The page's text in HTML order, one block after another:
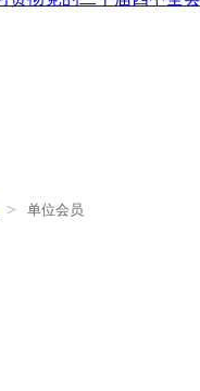
> 单位会员